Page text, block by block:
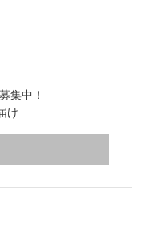
集中！
け